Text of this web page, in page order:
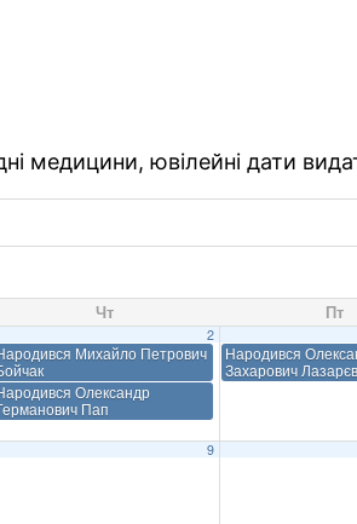
медицини, ювілейні дати
Чт Пт
2
Михайло Петрович
Олександр
Пап
Народився
Захарович Лазарєв
9